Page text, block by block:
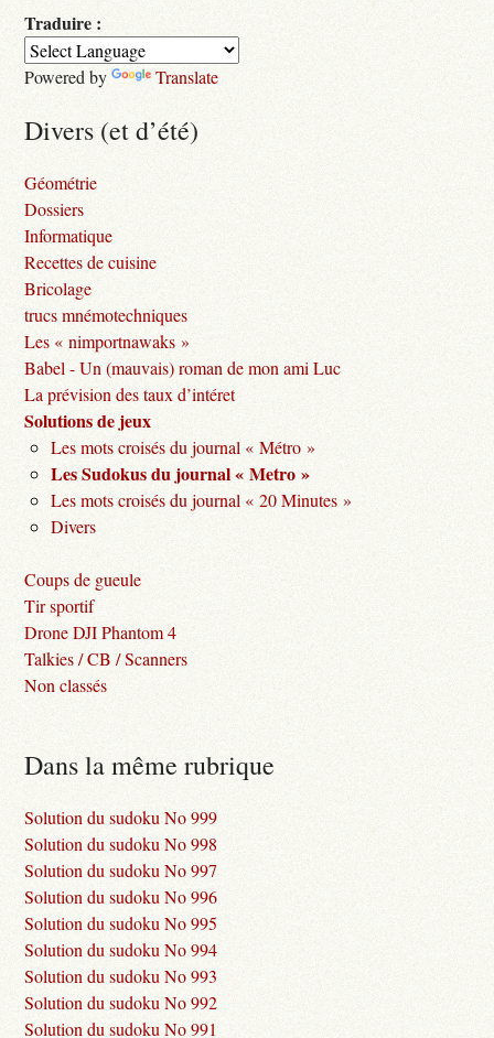
Traduire :
Powered by Translate
Divers (et d’été)
Géométrie
Dossiers
Informatique
Recettes de cuisine
Bricolage
trucs mnémotechniques
Les « nimportnawaks »
Babel - Un (mauvais) roman de mon ami Luc
La prévision des taux d’intéret
Solutions de jeux
Les mots croisés du journal « Métro »
Les Sudokus du journal « Metro »
Les mots croisés du journal « 20 Minutes »
Divers
Coups de gueule
Tir sportif
Drone DJI Phantom 4
Talkies / CB / Scanners
Non classés
Dans la même rubrique
Solution du sudoku No 999
Solution du sudoku No 998
Solution du sudoku No 997
Solution du sudoku No 996
Solution du sudoku No 995
Solution du sudoku No 994
Solution du sudoku No 993
Solution du sudoku No 992
Solution du sudoku No 991